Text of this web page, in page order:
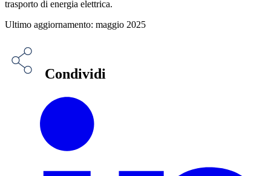
trasporto di energia elettrica.
Ultimo aggiornamento: maggio 2025
Condividi